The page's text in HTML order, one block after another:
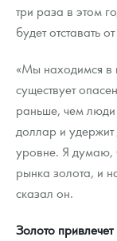
три раза в этом
будет отставать
«Мы находимся в
существует
раньше, чем люди
доллар и
уровне. Я думаю,
рынка золота, и
сказал он.
Золото